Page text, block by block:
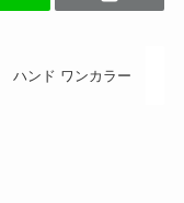
ハンド ワンカラー